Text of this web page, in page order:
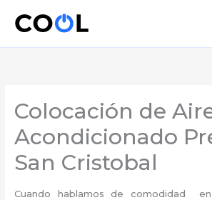
Colocación de
Acondicionado
San Cristobal
Cuando hablamos de comodidad